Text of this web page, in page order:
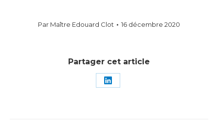
Par Maître Edouard Clot 16 décembre 2020
Partager cet article
Partager